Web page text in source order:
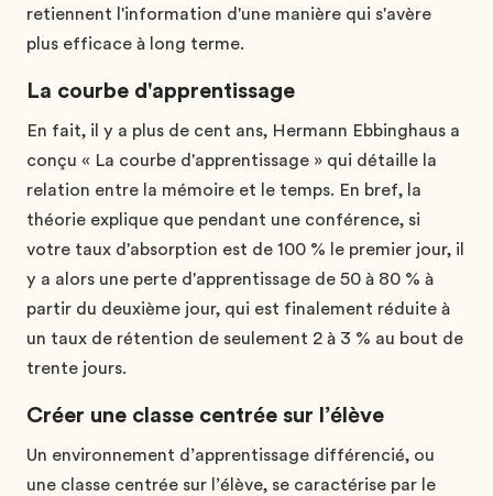
retiennent l'information d'une manière qui s'avère
plus efficace à long terme.
La courbe d'apprentissage
En fait, il y a plus de cent ans, Hermann Ebbinghaus a
conçu « La courbe d'apprentissage » qui détaille la
relation entre la mémoire et le temps. En bref, la
théorie explique que pendant une conférence, si
votre taux d'absorption est de 100 % le premier jour, il
y a alors une perte d'apprentissage de 50 à 80 % à
partir du deuxième jour, qui est finalement réduite à
un taux de rétention de seulement 2 à 3 % au bout de
trente jours.
Créer une classe centrée sur l’élève
Un environnement d’apprentissage différencié, ou
une classe centrée sur l’élève, se caractérise par le